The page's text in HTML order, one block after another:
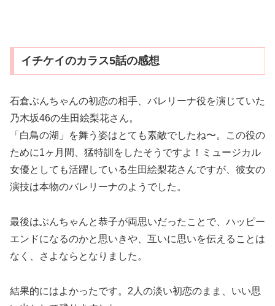
イチケイのカラス5話の感想
石倉ぶんちゃんの初恋の相手、バレリーナ役を演じていた
乃木坂46の生田絵梨花さん。
「白鳥の湖」を舞う姿はとても素敵でしたね〜。この役の
ために1ヶ月間、猛特訓をしたそうですよ！ミュージカル
女優としても活躍している生田絵梨花さんですが、彼女の
演技は本物のバレリーナのようでした。
最後はぶんちゃんと恭子が両思いだったことで、ハッピー
エンドになるのかと思いきや、互いに思いを伝えることは
なく、さよならとなりました。
結果的にはよかったです。2人の淡い初恋のまま、いい思